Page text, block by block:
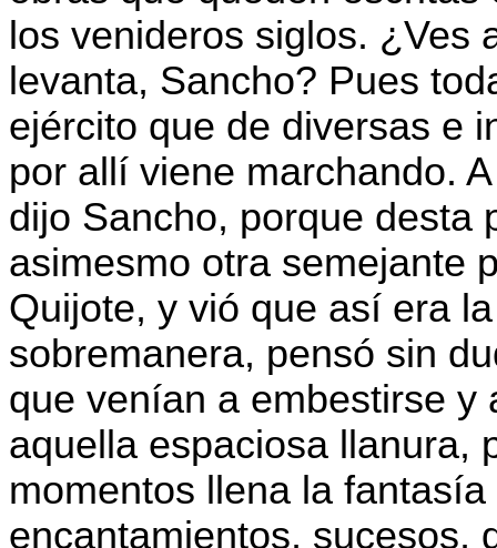
los venideros siglos. ¿Ves
levanta, Sancho? Pues
ejército que de diversas e
por allí viene marchando.
dijo Sancho, porque desta
asimesmo otra semejante
Quijote, y vió que así era
sobremanera, pensó sin
que venían a embestirse y
aquella espaciosa llanura,
momentos llena la
encantamientos, sucesos,